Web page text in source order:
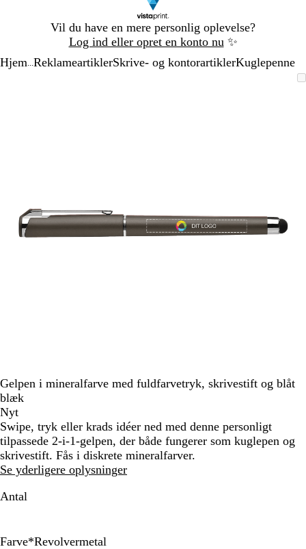
Vil du have en mere personlig oplevelse?
Log ind eller opret en konto nu ✨
1
Hjem ReklameartiklerSkrive- og kontorartiklerKuglepenne
til
at
Gelpen i mineralfarve med fuldfarvetryk, skrivestift og blåt
blæk
Nyt
Swipe, tryk eller krads idéer ned med denne personligt
tilpassede 2-i-1-gelpen, der både fungerer som kuglepen og
skrivestift. Fås i diskrete mineralfarver.
Se yderligere oplysninger
Antal
Farve*Revolvermetal